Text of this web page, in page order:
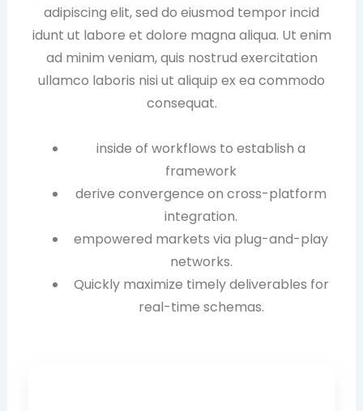
adipiscing elit, sed do eiusmod tempor incid
idunt ut labore et dolore magna aliqua. Ut enim
ad minim veniam, quis nostrud exercitation
ullamco laboris nisi ut aliquip ex ea commodo
consequat.
inside of workflows to establish a
framework
derive convergence on cross-platform
integration.
empowered markets via plug-and-play
networks.
Quickly maximize timely deliverables for
real-time schemas.